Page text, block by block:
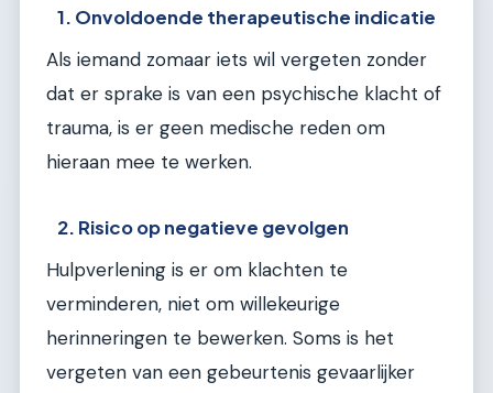
1. Onvoldoende therapeutische indicatie
Als iemand zomaar iets wil vergeten zonder
dat er sprake is van een psychische klacht of
trauma, is er geen medische reden om
hieraan mee te werken.
2. Risico op negatieve gevolgen
Hulpverlening is er om klachten te
verminderen, niet om willekeurige
herinneringen te bewerken. Soms is het
vergeten van een gebeurtenis gevaarlijker